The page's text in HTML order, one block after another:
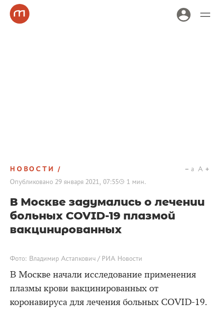
НОВОСТИ
Опубликовано 29 января 2021, 07:55 1 мин.
a A
В Москве задумались о лечении
больных COVID-19 плазмой
вакцинированных
Фото: Владимир Астапкович / РИА Новости
В Москве начали исследование применения
плазмы крови вакцинированных от
коронавируса для лечения больных COVID-19.